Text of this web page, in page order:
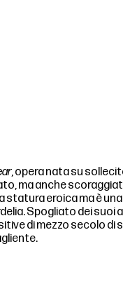
, opera nata su
ma anche
statura eroica ma è
Spogliato dei
di mezzo secolo